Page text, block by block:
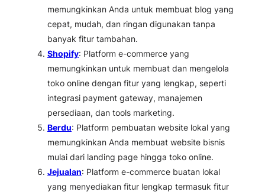
memungkinkan Anda untuk membuat blog yang
cepat, mudah, dan ringan digunakan tanpa
banyak fitur tambahan.
Shopify: Platform e-commerce yang
memungkinkan untuk membuat dan mengelola
toko online dengan fitur yang lengkap, seperti
integrasi payment gateway, manajemen
persediaan, dan tools marketing.
Berdu: Platform pembuatan website lokal yang
memungkinkan Anda membuat website bisnis
mulai dari landing page hingga toko online.
Jejualan: Platform e-commerce buatan lokal
yang menyediakan fitur lengkap termasuk fitur